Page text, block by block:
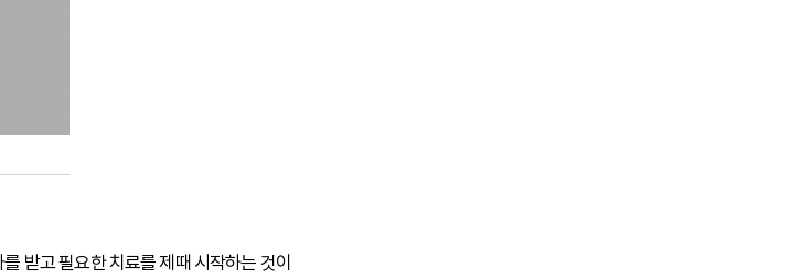
받고 필요한 치료를 제때 시작하는 것이